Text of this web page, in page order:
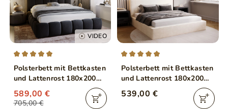
VIDEO
Polsterbett mit Bettkasten
und Lattenrost 180x200
Cloud Anthrazit
705,00 €
589,00 €
Polsterbett mit Bettkasten
und Lattenrost 180x200
Monaco Creme
539,00 €